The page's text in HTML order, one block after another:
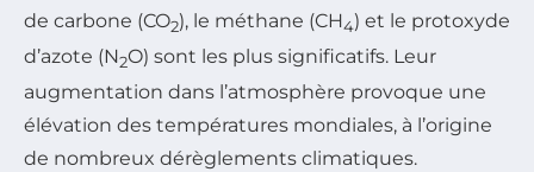
de carbone (CO2), le méthane (CH4) et le protoxyde
d’azote (N2O) sont les plus significatifs. Leur
augmentation dans l’atmosphère provoque une
élévation des températures mondiales, à l’origine
de nombreux dérèglements climatiques.